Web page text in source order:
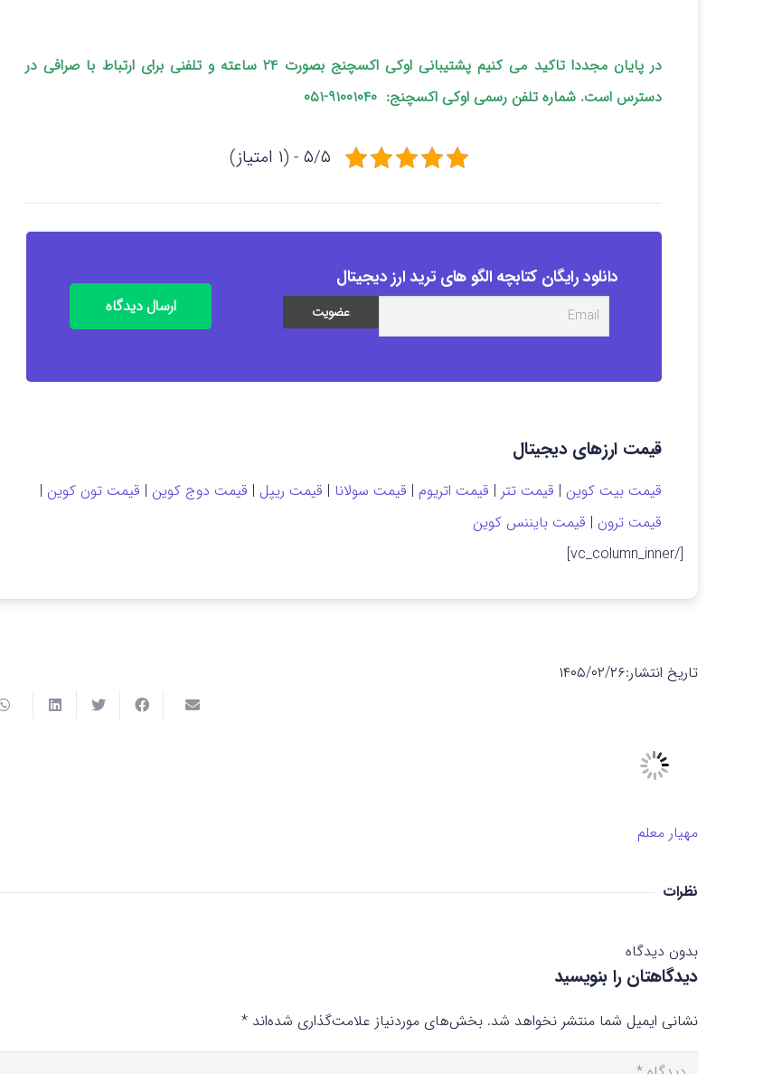
در پایان مجددا تاکید می کنیم پشتیبانی اوکی اکسچنج بصورت ۲۴ ساعته و تلفنی برای ارتباط با صرافی در
دسترس است. شماره تلفن رسمی اوکی اکسچنج: ۹۱۰۰۱۰۴۰-۰۵۱
۵/۵ - (۱ امتیاز)
دانلود رایگان کتابچه الگو های ترید ارز دیجیتال
ارسال دیدگاه
قیمت ارزهای دیجیتال
قیمت بیت کوین | قیمت تتر | قیمت اتریوم | قیمت سولانا | قیمت ریپل | قیمت دوج کوین | قیمت تون کوین |
قیمت ترون | قیمت بایننس کوین
[/vc_column_inner]
تاریخ انتشار:۱۴۰۵/۰۲/۲۶
مهیار معلم
نظرات
بدون دیدگاه
دیدگاهتان را بنویسید
نشانی ایمیل شما منتشر نخواهد شد. بخش‌های موردنیاز علامت‌گذاری شده‌اند *